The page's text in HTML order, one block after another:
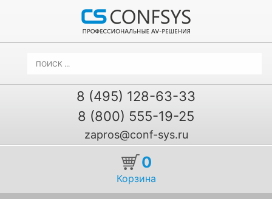
8 (495) 128-63-33
8 (800) 555-19-25
zapros@conf-sys.ru
0
Корзина